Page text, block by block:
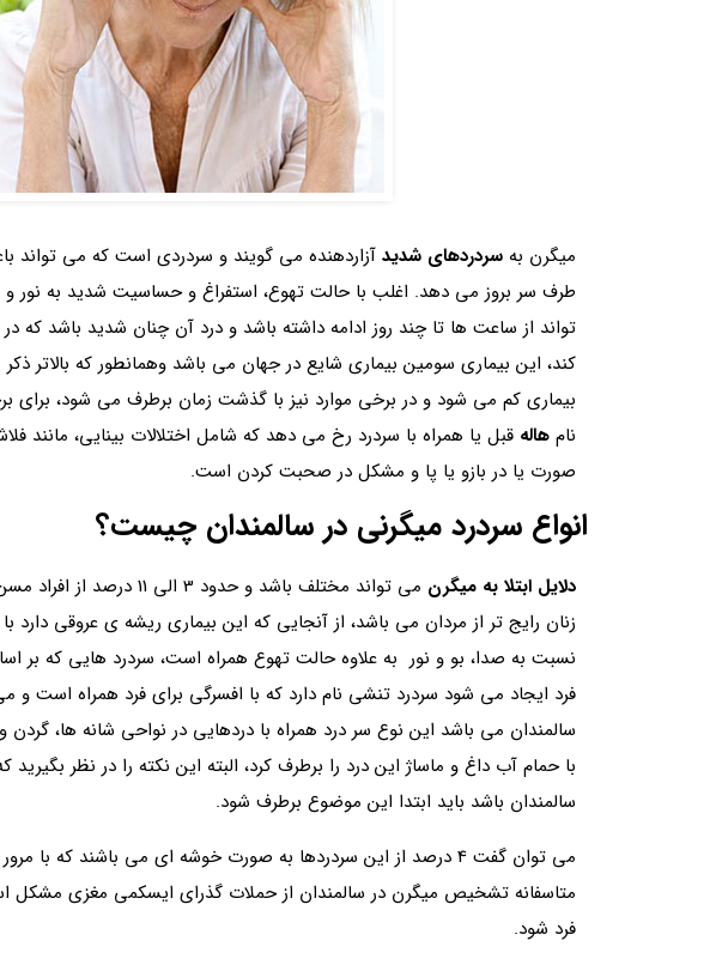
میگرن به سردردهای شدید آزاردهنده می گویند و سردردی است که می تواند
طرف سر بروز می دهد. اغلب با حالت تهوع، استفراغ و حساسیت شدید به نور
تواند از ساعت ها تا چند روز ادامه داشته باشد و درد آن چنان شدید باشد که
کند، این بیماری سومین بیماری شایع در جهان می باشد وهمانطور که بالاتر
بیماری کم می شود و در برخی موارد نیز با گذشت زمان برطرف می شود، برای
نام هاله قبل یا همراه با سردرد رخ می دهد که شامل اختلالات بینایی، مانند
صورت یا در بازو یا پا و مشکل در صحبت کردن است.
انواع سردرد میگرنی در سالمندان چیست؟
دلایل ابتلا به میگرن
می تواند مختلف باشد و حدود
زنان رایج تر از مردان می باشد، از آنجایی که این بیماری ریشه ی عروقی
نسبت به صدا، بو و نور به علاوه حالت تهوع همراه است، سردرد هایی که
فرد ایجاد می شود سردرد تنشی نام دارد که با افسرگی برای فرد همراه است
سالمندان می باشد این نوع سر درد همراه با دردهایی در نواحی شانه ها،
با حمام آب داغ و ماساژ این درد را برطرف کرد، البته این نکته را در نظر
سالمندان باشد باید ابتدا این موضوع برطرف شود.
می توان گفت 4 درصد از این سردردها به صورت خوشه ای می باشند که
متاسفانه تشخیص میگرن در سالمندان از حملات گذرای ایسکمی مغزی مشکل
فرد شود.